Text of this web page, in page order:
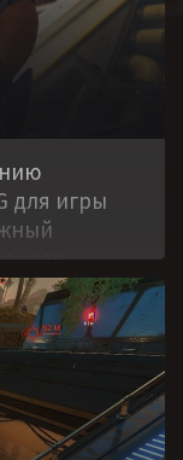
для игры
к